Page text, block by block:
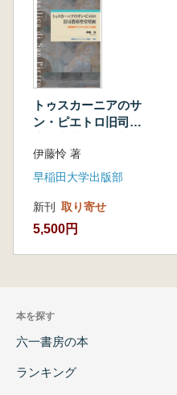
トゥスカーニアのサ
ン・ピエトロ旧司教
飾プログラムをめぐ
る試論
伊藤怜 著
早稲田大学出版部
新刊 取り寄せ
5,500円
本を探す
六一書房の本
ランキング